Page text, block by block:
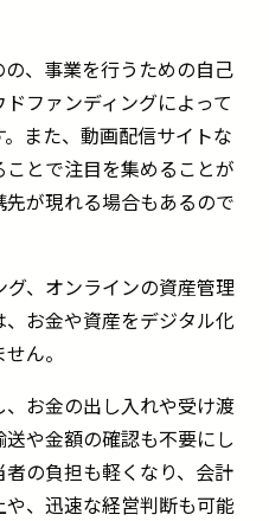
、事業を行うための自己
ファンディングによって
また、動画配信サイトな
とで注目を集めることが
が現れる場合もあるので
、オンラインの資産管理
お金や資産をデジタル化
ん。
お金の出し入れや受け渡
や金額の確認も不要にし
の負担も軽くなり、会計
、迅速な経営判断も可能